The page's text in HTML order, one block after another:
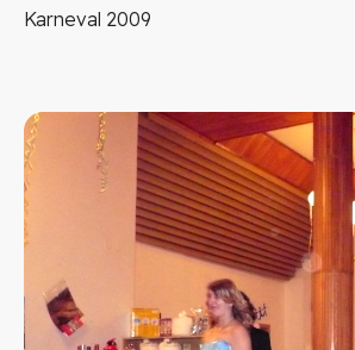
Karneval 2009